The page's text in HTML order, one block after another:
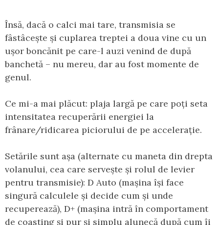
Însă, dacă o calci mai tare, transmisia se
fâstâcește și cuplarea treptei a doua vine cu un
ușor boncănit pe care-l auzi venind de după
banchetă – nu mereu, dar au fost momente de
genul.
Ce mi-a mai plăcut: plaja largă pe care poți seta
intensitatea recuperării energiei la
frânare/ridicarea piciorului de pe accelerație.
Setările sunt așa (alternate cu maneta din drepta
volanului, cea care servește și rolul de levier
pentru transmisie): D Auto (mașina își face
singură calculele și decide cum și unde
recuperează), D+ (mașina intră în comportament
de coasting și pur și simplu alunecă după cum îi